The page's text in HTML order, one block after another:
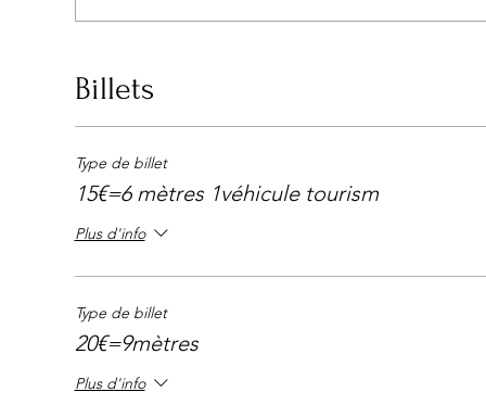
Billets
Type de billet
15€=6 mètres 1véhicule tourism
Plus d'info
Type de billet
20€=9mètres
Plus d'info